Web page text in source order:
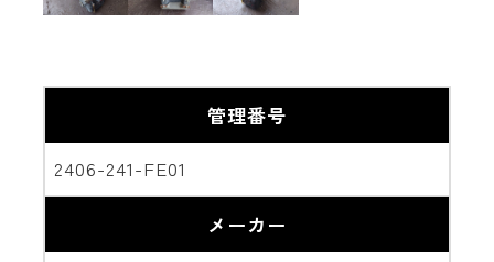
管理番号
2406-241-FE01
メーカー